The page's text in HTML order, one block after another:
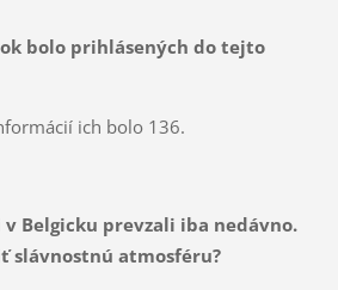
bolo prihlásených do tejto
ich bolo 136.
v Belgicku prevzali iba nedávno.
slávnostnú atmosféru?